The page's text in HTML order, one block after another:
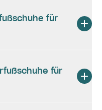
für
für